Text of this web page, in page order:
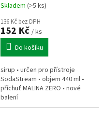
Skladem (>5 ks)
136 Kč bez DPH
152 Kč / ks
Do košíku
sirup • určen pro přístroje
SodaStream • objem 440 ml •
příchuť MALINA ZERO • nové
balení